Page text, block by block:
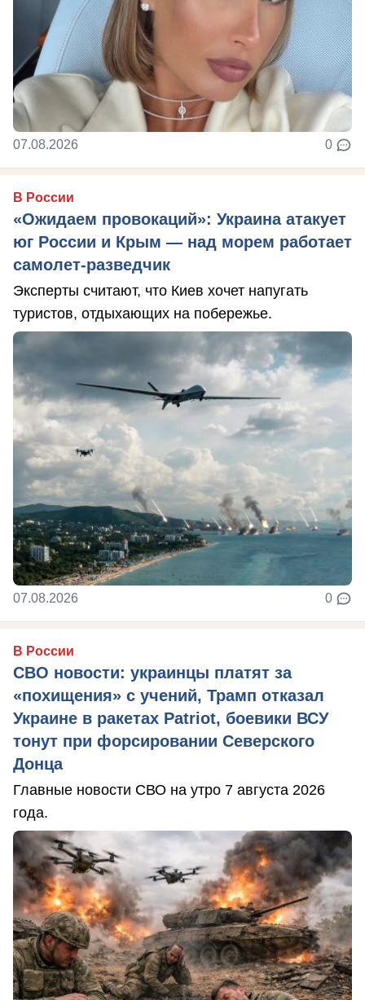
07.08.2026 0
В России
«Ожидаем провокаций»: Украина атакует
юг России и Крым — над морем работает
самолет-разведчик
Эксперты считают, что Киев хочет напугать
туристов, отдыхающих на побережье.
07.08.2026 0
В России
СВО новости: украинцы платят за
«похищения» с учений, Трамп отказал
Украине в ракетах Patriot, боевики ВСУ
тонут при форсировании Северского
Донца
Главные новости СВО на утро 7 августа 2026
года.